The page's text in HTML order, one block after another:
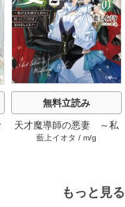
無料立読み
天才魔導師の悪妻 ～私
の夫を虐げておいて戻っ
藍上イオタ / m/g
e
t
もっと見る